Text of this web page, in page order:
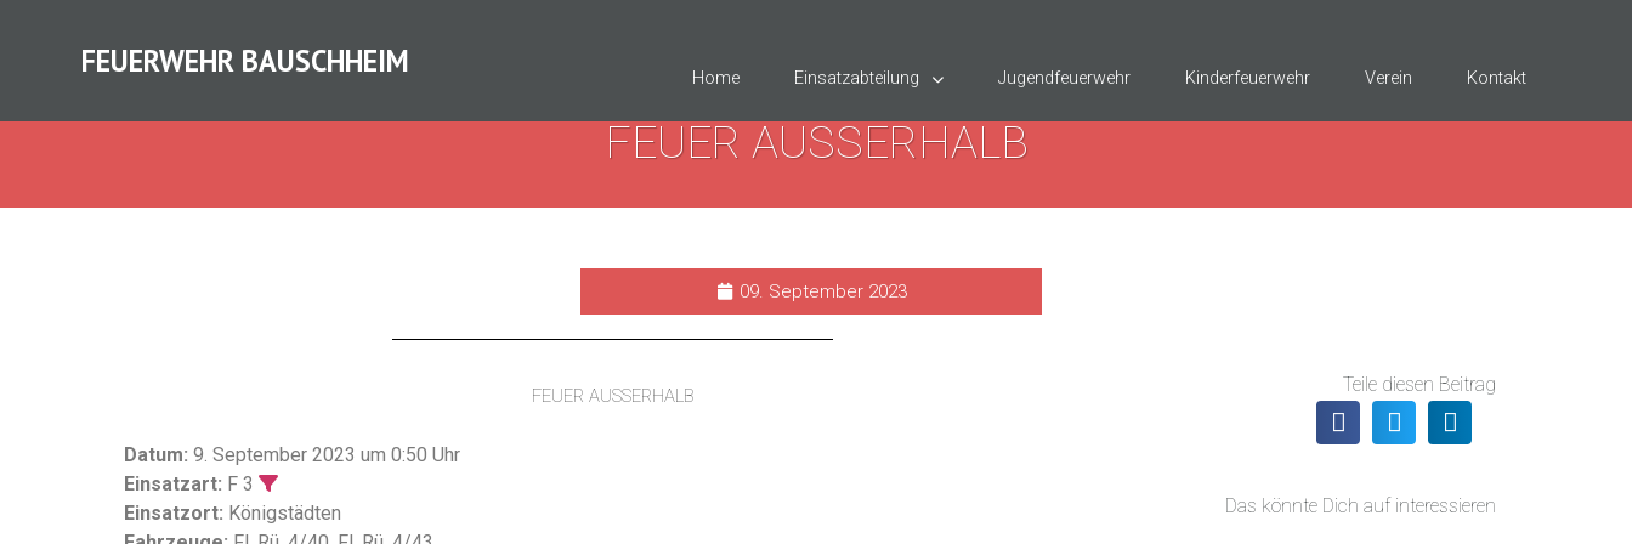
FEUERWEHR BAUSCHHEIM Home Einsatzabteilung Jugendfeuerwehr Kinderfeuerwehr Verein Kontakt
FEUER AUSSERHALB
09. September 2023
FEUER AUSSERHALB
Datum: 9. September 2023 um 0:50 Uhr
Einsatzart: F 3
Einsatzort: Königstädten
Teile diesen Beitrag
Das könnte Dich auf interessieren